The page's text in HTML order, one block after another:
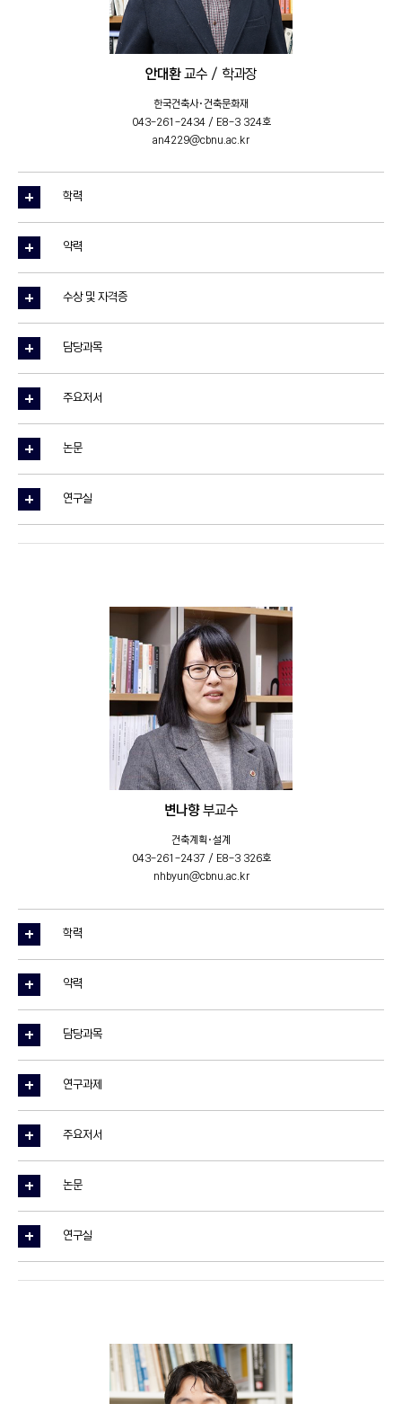
안대환교수 / 학과장
한국건축사·건축문화재
043-261-2434 / E8-3 324호
an4229@cbnu.ac.kr
학력
약력
수상 및 자격증
담당과목
주요저서
논문
연구실
변나향부교수
건축계획·설계
043-261-2437 / E8-3 326호
nhbyun@cbnu.ac.kr
학력
약력
담당과목
연구과제
주요저서
논문
연구실